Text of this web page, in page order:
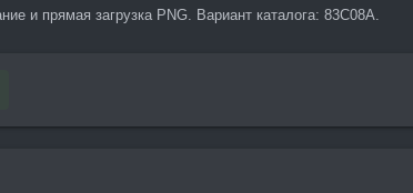
и прямая загрузка PNG. Вариант каталога: 83C08A.